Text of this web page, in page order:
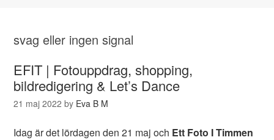
svag eller ingen signal
EFIT | Fotouppdrag, shopping,
bildredigering & Let’s Dance
21 maj 2022 by Eva B M
Idag är det lördagen den 21 maj och Ett Foto I Timmen